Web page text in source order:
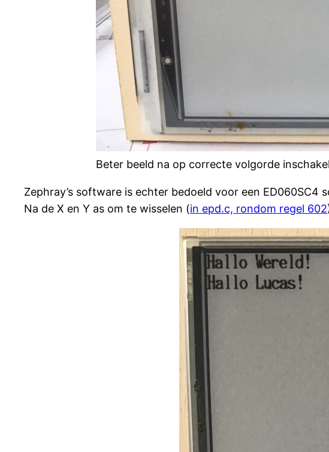
Beter beeld na op correcte volgorde
Zephray’s software is echter bedoeld voor een
Na de X en Y as om te wisselen (in epd.c, rondom regel 602